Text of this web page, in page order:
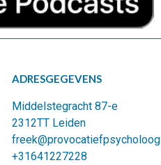
ADRESGEGEVENS
Middelstegracht 87-e
2312TT Leiden
+31641227228